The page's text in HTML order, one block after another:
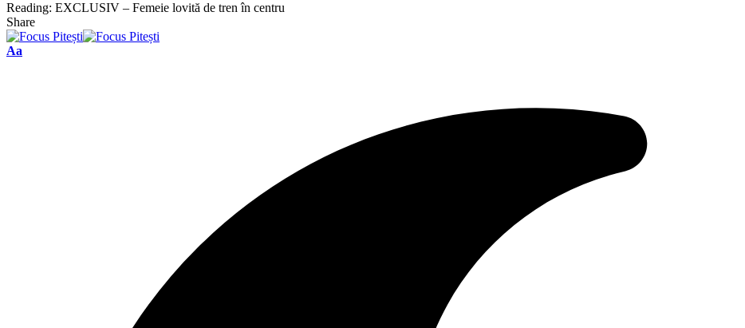
Reading: EXCLUSIV – Femeie lovită de tren în centru
Share
Font
Aa